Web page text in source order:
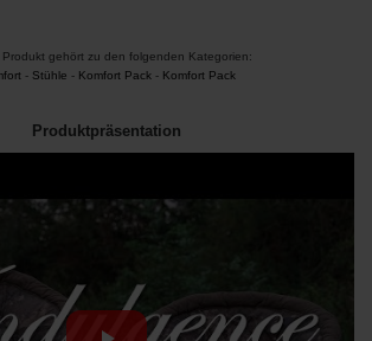
Produkt gehört zu den folgenden Kategorien:
- Stühle - Komfort Pack- Komfort Pack
Produktpräsentation